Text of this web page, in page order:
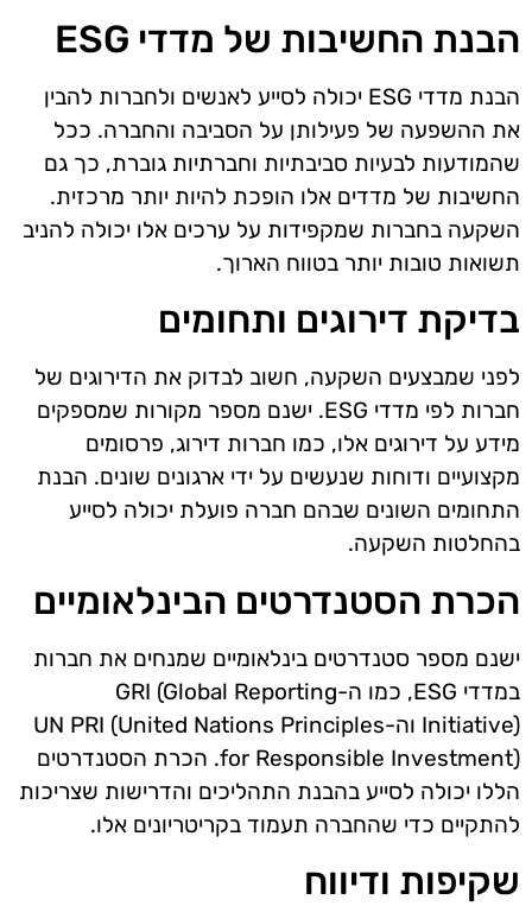
הבנת החשיבות של מדדי ESG
הבנת מדדי ESG יכולה לסייע לאנשים ולחברות להבין
את ההשפעה של פעילותן על הסביבה והחברה. ככל
שהמודעות לבעיות סביבתיות וחברתיות גוברת, כך גם
החשיבות של מדדים אלו הופכת להיות יותר מרכזית.
השקעה בחברות שמקפידות על ערכים אלו יכולה להניב
תשואות טובות יותר בטווח הארוך.
בדיקת דירוגים ותחומים
לפני שמבצעים השקעה, חשוב לבדוק את הדירוגים של
חברות לפי מדדי ESG. ישנם מספר מקורות שמספקים
מידע על דירוגים אלו, כמו חברות דירוג, פרסומים
מקצועיים ודוחות שנעשים על ידי ארגונים שונים. הבנת
התחומים השונים שבהם חברה פועלת יכולה לסייע
בהחלטות השקעה.
הכרת הסטנדרטים הבינלאומיים
ישנם מספר סטנדרטים בינלאומיים שמנחים את חברות
במדדי ESG, כמו ה-GRI (Global Reporting
Initiative) וה-UN PRI (United Nations Principles
for Responsible Investment). הכרת הסטנדרטים
הללו יכולה לסייע בהבנת התהליכים והדרישות שצריכות
להתקיים כדי שהחברה תעמוד בקריטריונים אלו.
שקיפות ודיווח